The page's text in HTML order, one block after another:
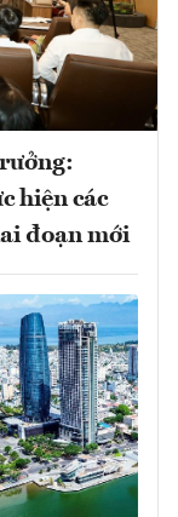
hiện các
đoạn mới